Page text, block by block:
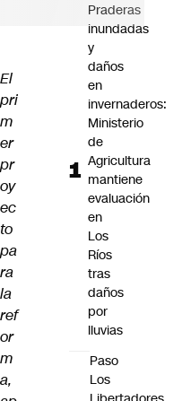
El
pri
m
er
pr
oy
ec
to
pa
ra
la
ref
or
m
a,
Praderas
inundadas
y
daños
en
invernaderos:
Ministerio
de
Agricultura
mantiene
evaluación
en
Los
Ríos
tras
daños
por
lluvias
Paso
Los